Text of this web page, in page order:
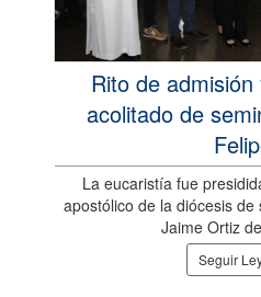
Rito de
acolitado de
La eucaristía fue
apostólico de la diócesis
Jaime Ortiz
Seguir